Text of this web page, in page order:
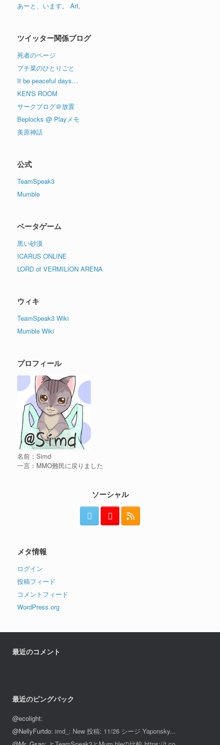
あーと、います。 Art,
ツイッター関係ブログ
死者のページ
プチ菜のひとりごと
It be peaceful days…
KEN'S ROOM
サークブログ＠放置
Beplocks @ Playメモ
美原神話
公式
TeamSpeak3
Mumble
ベータゲーム
黒い砂漠
ICARUS ONLINE
LORD of VERMILION ARENA
ウィキ
TeamSpeak3 Wiki
Mumble Wiki
プロフィール
名前：Simd
一言：MMO難民に戻りました
ソーシャル
メタ情報
ログイン
投稿フィード
コメントフィード
WordPress.org
最近のコメント
最近のピングバック
@ecolight:
@NellyFurtdo: imd_: New 投稿: 11/26 シージ Yaponsky...